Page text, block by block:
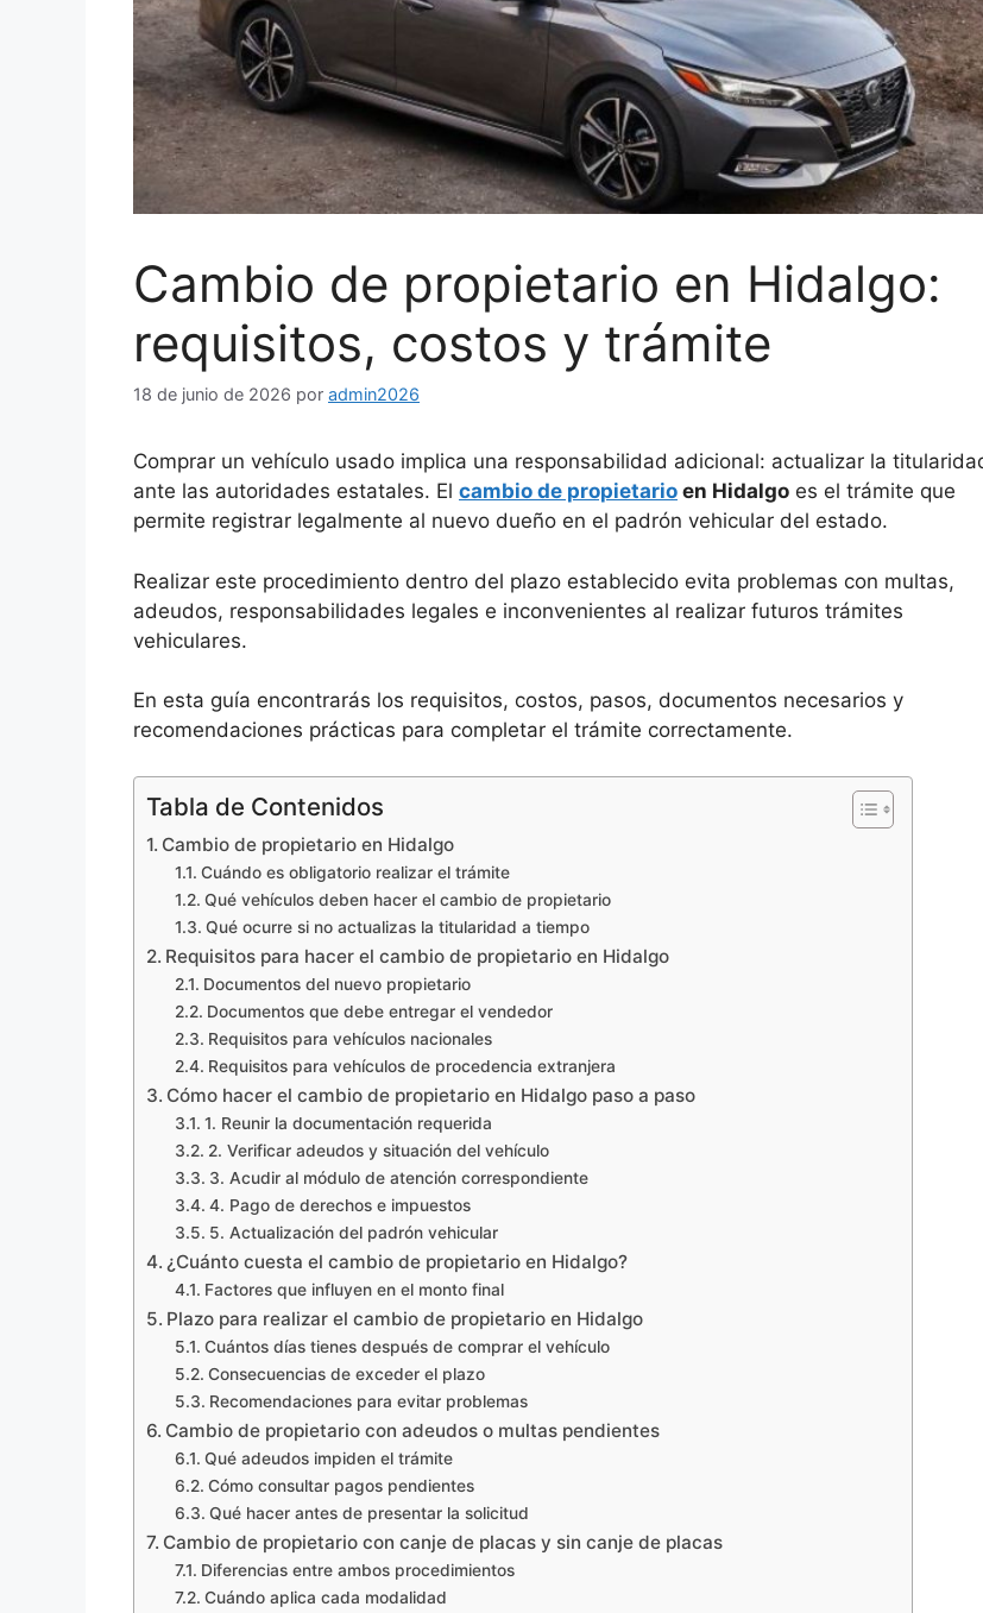
Cambio de propietario en Hidalgo:
requisitos, costos y trámite
18 de junio de 2026 por admin2026
Comprar un vehículo usado implica una responsabilidad adicional: actualizar la
ante las autoridades estatales. El cambio de propietario en Hidalgo es el trámite que
permite registrar legalmente al nuevo dueño en el padrón vehicular del estado.
Realizar este procedimiento dentro del plazo establecido evita problemas con multas,
adeudos, responsabilidades legales e inconvenientes al realizar futuros trámites
vehiculares.
En esta guía encontrarás los requisitos, costos, pasos, documentos necesarios y
recomendaciones prácticas para completar el trámite correctamente.
Tabla de Contenidos
Cambio de propietario en Hidalgo
Cuándo es obligatorio realizar el trámite
Qué vehículos deben hacer el cambio de propietario
Qué ocurre si no actualizas la titularidad a tiempo
Requisitos para hacer el cambio de propietario en Hidalgo
Documentos del nuevo propietario
Documentos que debe entregar el vendedor
Requisitos para vehículos nacionales
Requisitos para vehículos de procedencia extranjera
Cómo hacer el cambio de propietario en Hidalgo paso a paso
1. Reunir la documentación requerida
2. Verificar adeudos y situación del vehículo
3. Acudir al módulo de atención correspondiente
4. Pago de derechos e impuestos
5. Actualización del padrón vehicular
¿Cuánto cuesta el cambio de propietario en Hidalgo?
Factores que influyen en el monto final
Plazo para realizar el cambio de propietario en Hidalgo
Cuántos días tienes después de comprar el vehículo
Consecuencias de exceder el plazo
Recomendaciones para evitar problemas
Cambio de propietario con adeudos o multas pendientes
Qué adeudos impiden el trámite
Cómo consultar pagos pendientes
Qué hacer antes de presentar la solicitud
Cambio de propietario con canje de placas y sin canje de placas
Diferencias entre ambos procedimientos
Cuándo aplica cada modalidad